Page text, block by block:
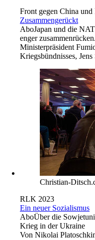
Front gegen China und
Zusammengerückt
AboJapan und die
enger
Ministerpräsident
Kriegsbündnisses, Jens
Christian-
RLK 2023
Ein neuer Sozialismus
AboÜber die
Krieg in der Ukraine
Von Nikolai